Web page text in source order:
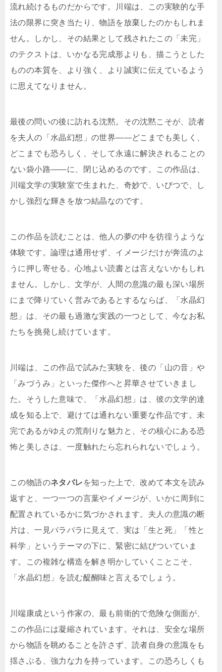
流れ続けるものだからです。川端は、この実験的な手
法の限界に突き当たり、物語を放棄したのかもしれま
せん。しかし、その結果として残されたこの「未完」
のテクストは、いかなる完成形よりも、描こうとした
ものの本質を、より強く、より誠実に伝えているよう
に思えてなりません。
最後の問いの後に訪れる沈黙。その沈黙こそが、読者
を夫人の「水晶幻想」の世界――どこまでも美しく、
どこまでも恐ろしく、そして永遠に解決されることの
ない袋小路――に、閉じ込めるのです。この作品は、
川端文学の実験室で生まれた、奇妙で、いびつで、し
かし強烈な輝きを放つ結晶なのです。
この作品を読むことは、他人の夢の中を彷徨うような
体験です。論理は通用せず、イメージだけが奔流のよ
うに押し寄せる。心地よい読書とは言えないかもしれ
ません。しかし、文学が、人間の意識の最も深い場所
にまで降りていく営みであるとするならば、「水晶幻
想」は、その最も過激な実践の一つとして、今なお私
たちを挑発し続けています。
川端は、この作品で試みた実験を、後の「山の音」や
「みづうみ」といった傑作へと昇華させていきまし
た。そうした意味で、「水晶幻想」は、彼の文学的達
成を知る上で、避けては通れない重要な作品です。未
完であるがゆえの荒削りな魅力と、その核心にある恐
怖と美しさは、一度触れたら忘れられないでしょう。
この物語のネタバレ を知った上で、改めて本文を読み
返すと、一つ一つの言葉やイメージが、いかに周到に
配置されているかに気づかされます。夫人の意識の断
片は、一見バラバラに見えて、実は「生と死」「性と
科学」というテーマの下に、緊密に結びついていま
す。この複雑な構造を解き明かしていくことこそ、
「水晶幻想」を読む醍醐味と言えるでしょう。
川端康成という作家の、最も前衛的で危険な側面が、
この作品には凝縮されています。それは、安全な場所
から物語を眺めることを許さず、読者自身の意識をも
揺さぶる、強力な力を持っています。この恐ろしくも